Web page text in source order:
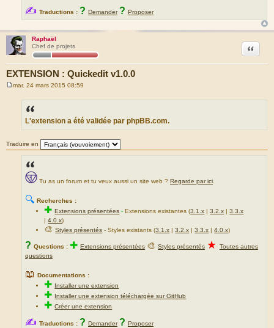
✍ Traductions : ? Demander ? Proposer
Raphaël
Chef de projets
EXTENSION : Quickedit v1.0.0
Citation
mar. 24 mars 2015 08:59
L'extension a été validée par phpBB.com.
Traduire en
Tu as un forum et tu veux aussi un site web ? Regarde par ici
🔍 Recherches :
✚Extensions présentées -Extensions existantes (3.1.x |3.2.x |3.3.x
|4.0.x)
🎨Styles présentés - Styles existants (3.1.x |3.2.x |3.3.x |4.0.x)
? Questions : ✚ Extensions présentées 🎨 Styles présentés ★ Toutes autres
questions
📖 Documentations :
✚ Installer une extension
✚ Installer une extension téléchargée sur GitHub
✚Créer une extension
✍ Traductions : ? Demander ? Proposer